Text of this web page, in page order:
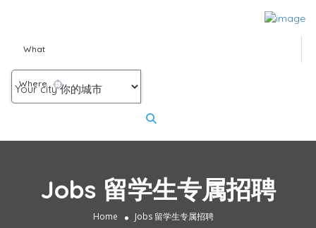
What
Where
Jobs 留学生专属招聘
Home Jobs 留学生专属招聘